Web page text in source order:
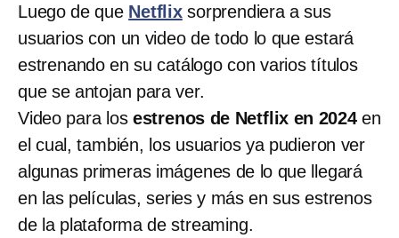
Luego de que Netflix sorprendiera a sus
usuarios con un video de todo lo que estará
estrenando en su catálogo con varios títulos
que se antojan para ver.
Video para los estrenos de Netflix en 2024en
el cual, también, los usuarios ya pudieron ver
algunas primeras imágenes de lo que llegará
en las películas, series y más en sus estrenos
de la plataforma de streaming.